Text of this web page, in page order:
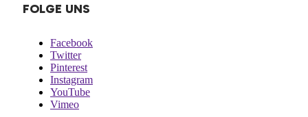
FOLGE UNS
Facebook
Twitter
Pinterest
Instagram
YouTube
Vimeo